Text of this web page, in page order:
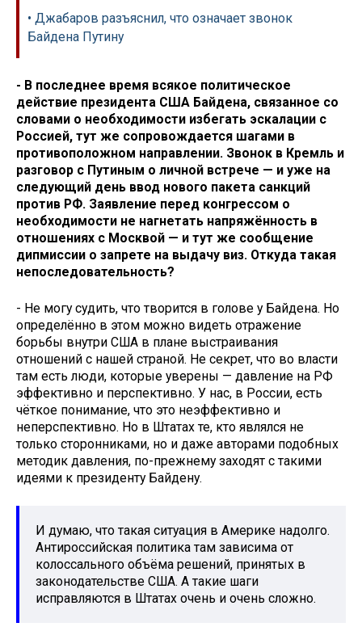
• Джабаров разъяснил, что означает звонок
Байдена Путину
- В последнее время всякое политическое
действие президента США Байдена, связанное со
словами о необходимости избегать эскалации с
Россией, тут же сопровождается шагами в
противоположном направлении. Звонок в Кремль и
разговор с Путиным о личной встрече — и уже на
следующий день ввод нового пакета санкций
против РФ. Заявление перед конгрессом о
необходимости не нагнетать напряжённость в
отношениях с Москвой — и тут же сообщение
дипмиссии о запрете на выдачу виз. Откуда такая
непоследовательность?
- Не могу судить, что творится в голове у Байдена. Но
определённо в этом можно видеть отражение
борьбы внутри США в плане выстраивания
отношений с нашей страной. Не секрет, что во власти
там есть люди, которые уверены — давление на РФ
эффективно и перспективно. У нас, в России, есть
чёткое понимание, что это неэффективно и
неперспективно. Но в Штатах те, кто являлся не
только сторонниками, но и даже авторами подобных
методик давления, по-прежнему заходят с такими
идеями к президенту Байдену.
И думаю, что такая ситуация в Америке надолго.
Антироссийская политика там зависима от
колоссального объёма решений, принятых в
законодательстве США. А такие шаги
исправляются в Штатах очень и очень сложно.